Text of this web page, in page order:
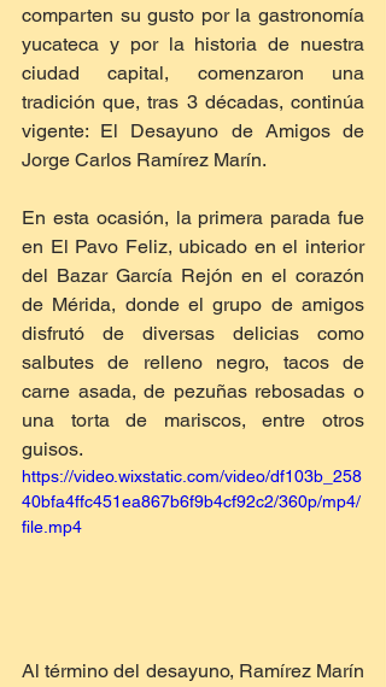
comparten su gusto por la gastronomía
yucateca y por la historia de nuestra
ciudad capital, comenzaron una
tradición que, tras 3 décadas, continúa
vigente: El Desayuno de Amigos de
Jorge Carlos Ramírez Marín.
En esta ocasión, la primera parada fue
en El Pavo Feliz, ubicado en el interior
del Bazar García Rejón en el corazón
de Mérida, donde el grupo de amigos
disfrutó de diversas delicias como
salbutes de relleno negro, tacos de
carne asada, de pezuñas rebosadas o
una torta de mariscos, entre otros
guisos.
https://video.wixstatic.com/video/df103b_258
40bfa4ffc451ea867b6f9b4cf92c2/360p/mp4/
file.mp4
Al término del desayuno, Ramírez Marín